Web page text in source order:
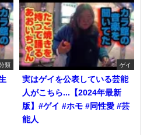
類 ゲイ
実はゲイを公表している芸能
人がこちら...【2024年最新
版】#ゲイ #ホモ #同性愛 #芸
能人